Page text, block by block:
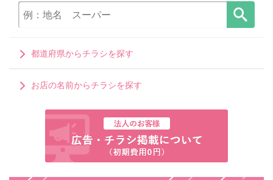
都道府県からチラシを探す
お店の名前からチラシを探す